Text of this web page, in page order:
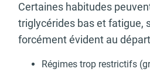
Certaines habitudes
triglycérides bas et fatigue,
forcément évident au
Régimes trop restrictifs